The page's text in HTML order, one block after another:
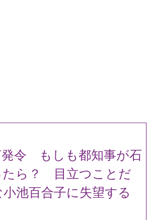
発令 もしも都知事が石
たら？ 目立つことだ
池百合子に失望する